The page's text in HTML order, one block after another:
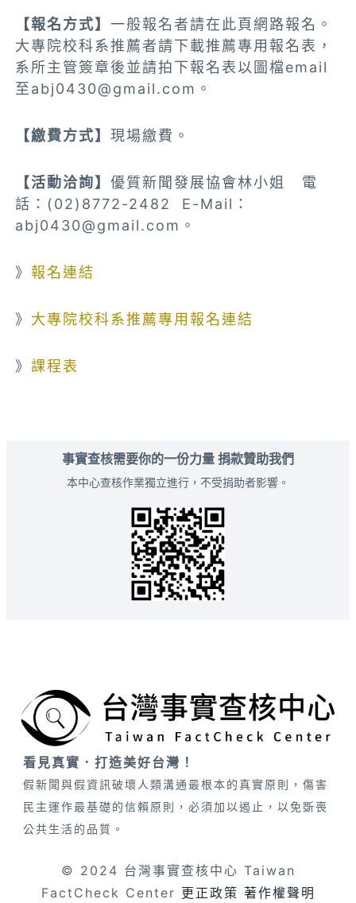
【報名方式】一般報名者請在此頁網路報名。
大專院校科系推薦者請下載推薦專用報名表，
系所主管簽章後並請拍下報名表以圖檔email
至abj0430@gmail.com 。
【繳費方式】現場繳費。
【活動洽詢】優質新聞發展協會林小姐 電
話：(02)8772-2482 E-Mail：
abj0430@gmail.com 。
》報名連結
》 大專院校科系推薦專用報名連結
》課程表
事實查核需要你的一份力量 捐款贊助我們
本中心查核作業獨立進行，不受捐助者影響。
看見真實．打造美好台灣！
假新聞與假資訊破壞人類溝通最根本的真實原則，傷害
民主運作最基礎的信賴原則，必須加以遏止，以免斲喪
公共生活的品質。
© 2024 台灣事實查核中心 Taiwan
FactCheck Center 更正政策 著作權聲明